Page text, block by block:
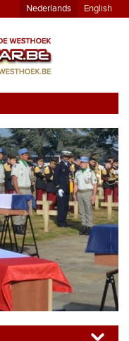
Nederlands English